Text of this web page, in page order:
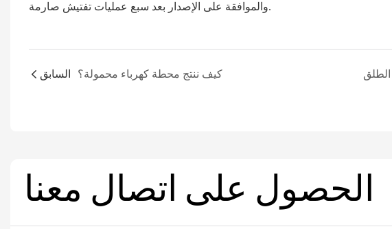
والموافقة على الإصدار بعد سبع عمليات تفتيش صارمة.
السابق كيف ننتج محطة كهرباء محمولة؟
الحصول على اتصال معنا